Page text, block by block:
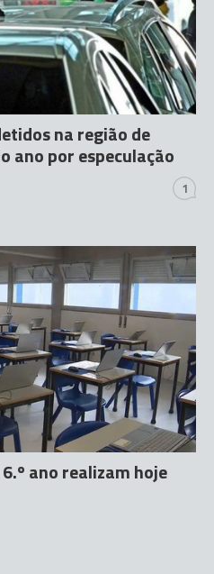
na região de
ano por especulação
1
ano realizam hoje